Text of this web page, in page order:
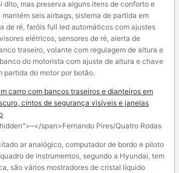
dito, mas preserva alguns itens de conforto e
mantém seis airbags, sistema de partida em
de ré, faróis full led automáticos com ajustes
elétricos, sensores de ré, alerta de
traseiro, volante com regulagem de altura e
do motorista com ajuste de altura e chave
partida do motor por botão.
span>Fernando Pires/Quatro Rodas
ar analógico, computador de bordo e piloto
de instrumentos, segundo a Hyundai, tem
são vários mostradores de cristal líquido